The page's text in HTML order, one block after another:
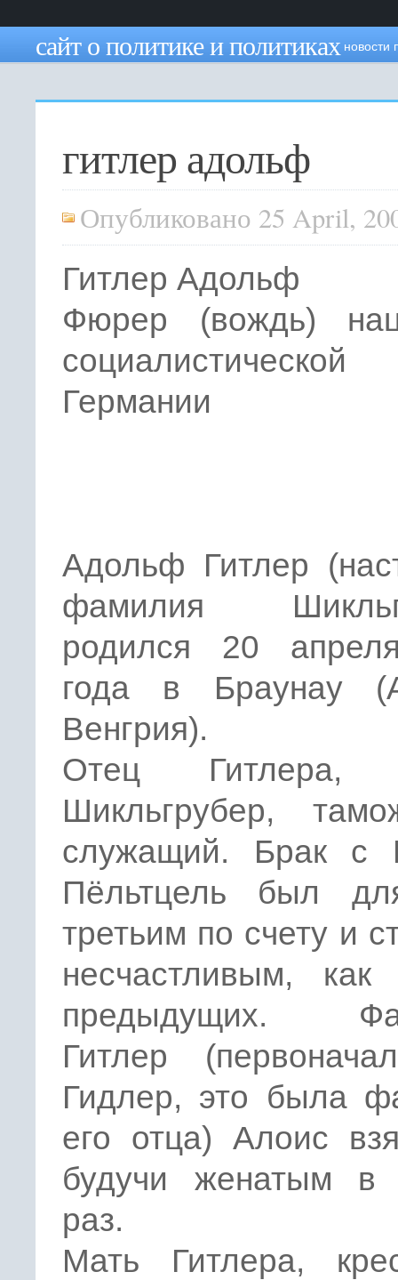
сайт о политике и политиках новости
гитлер адольф
Опубликовано 25 April,
Гитлер Адольф
Фюрер (вождь)
социалистической
Германии
Адольф Гитлер
фамилия
родился 20
года в Браунау
Венгрия).
Отец Гитлера,
Шикльгрубер,
служащий. Брак с
Пёльтцель был
третьим по счету и
несчастливым,
предыдущих.
Гитлер
Гидлер, это была
его отца) Алоис
будучи женатым в
раз.
Мать Гитлера,